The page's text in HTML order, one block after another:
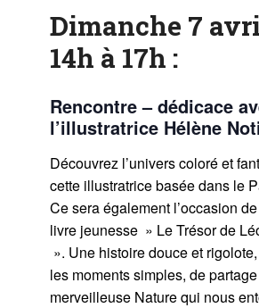
Dimanche 7
14h à 17h :
Rencontre – dédicace
l’illustratrice Hélène
Découvrez l’univers coloré et
cette illustratrice basée dans le
Ce sera également l’occasion
livre jeunesse » Le Trésor de
». Une histoire douce et rigolote,
les moments simples, de
merveilleuse Nature qui nous